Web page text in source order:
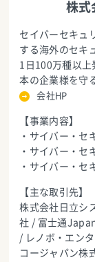
株式
セイバーセキュ
する海外のセキ
1日100万種以上
本の企業様を守
会社HP
【事業内容】
・サイバー・セ
・サイバー・セ
・サイバー・セ
【主な取引先】
株式会社日立シ
社 / 富士通
/ レノボ・エン
コージャパン株